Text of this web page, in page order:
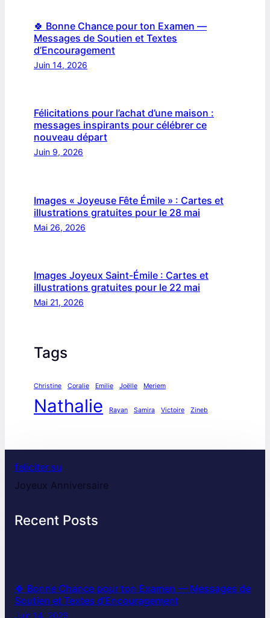
🍀 Bonne Chance pour ton Examen —
Messages de Soutien et Textes
d’Encouragement
Juin 14, 2026
Félicitations pour l’achat d’une maison :
messages inspirants pour célébrer ce
nouveau départ
Juin 9, 2026
Images « Joyeuse Fête Émile » : Cartes et
illustrations gratuites pour le 28 mai
Mai 26, 2026
Images Joyeux Saint-Émile : Cartes et
illustrations gratuites pour le 22 mai
Mai 21, 2026
Tags
Christine Coralie Emilie Joëlle Meriem
Nathalie Rayan Samira Victoire Zineb
feliciter.su
Joyeux Anniversaire
Recent Posts
🍀 Bonne Chance pour ton Examen — Messages de
Soutien et Textes d’Encouragement
Juin 14, 2026